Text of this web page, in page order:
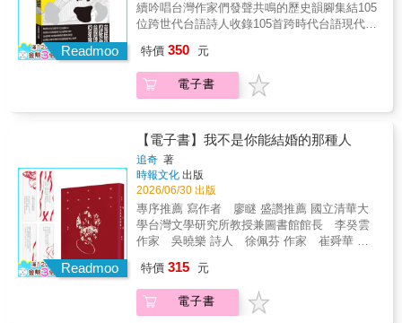
Readmoo
續吟唱台灣作家們發聲共鳴的歷史韻腳集結105
位跨世代台語詩人收錄105首跨時代台語現代詩
多語閱讀「新」視界──戰前──吳文彬．鄭溪
泮．賴仁聲．林燕臣．蔡培火吳新榮．賴
和．章王由．柯維思．楊 華陳君玉──戰後到
萊．林央敏──1990年代──陳明瑜．林亨泰．
莊柏林．陳 雷．胡民祥林良哲．林沈默．朱
約信．岩 上．張春凰陳明仁．路寒袖．陳明
章．沙卡布拉揚．江秀鳳蔣為文．黃勁連．卓
榮德．許正勳．吳易叡蘇紹連．方耀乾．許常
德──2000年代──李勤岸．王貞文．蔡文傑．
陳潔民．陳正雄吳易澄．顏信星．呂興昌．陳
廷宣．鄭雅怡許立昌．黃樹根．鹿耳門漁夫．
吳南圖．呂美親程鉄翼．周定邦．藍淑貞．張
斌．江育達──2010年代──李長青．鄭烱明．
王武雄．李敏勇．凃妙沂洪錦田．謝銘祐．利
特價 350 元
電子書
Readmoo
【電子書】我不是你能結婚的那種人
追奇 著
時報文化 出版
2026/06/30 出版
專序推薦 寫作者 廖瞇 盛讚推薦 國立清華大
學台灣文學研究所教授兼圖書館館長 李癸雲
作家 吳曉樂 詩人 徐佩芬 作家 崔舜華 作
裡的人 一個受疾病纏身而無暇顧及未來，隨時
可以與生命毀約的怪物 注定無法投胎成被穩定
契約所收編的靈魂 2026年，追奇迎來出道十週
特價 315 元
電子書